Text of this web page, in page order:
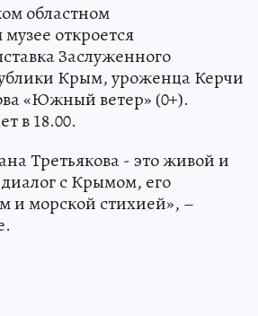
областном
откроется
Заслуженного
Крым, уроженца Керчи
«Южный ветер» (0+).
в 18.00.
Третьякова - это живой и
с Крымом, его
и морской стихией», –